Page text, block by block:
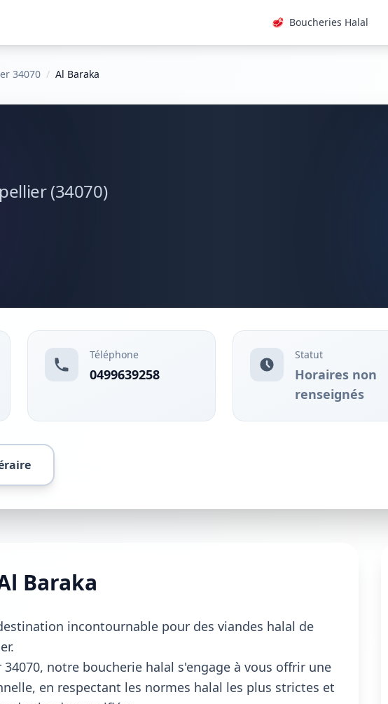
🥩 Boucheries Halal
34070 / Al Baraka
(34070)
Téléphone
0499639258
Statut
Horaires non
renseignés
Baraka
incontournable pour des viandes halal de
notre boucherie halal s'engage à vous offrir une
en respectant les normes halal les plus strictes et